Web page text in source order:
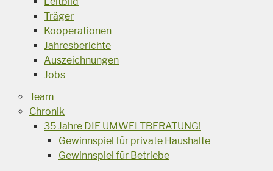
Träger
Kooperationen
Jahresberichte
Auszeichnungen
Jobs
Team
Chronik
35 Jahre DIE UMWELTBERATUNG!
Gewinnspiel für private Haushalte
Gewinnspiel für Betriebe